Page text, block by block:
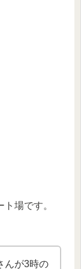
場です。
んが3時の